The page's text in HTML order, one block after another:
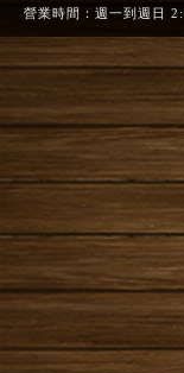
營業時間：週一到週日